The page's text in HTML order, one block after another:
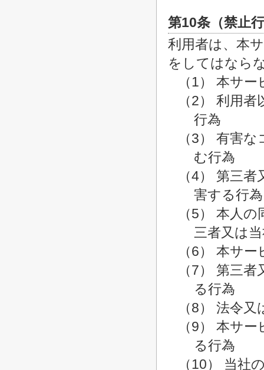
第10条（禁止
利用者は、本
をしてはなら
（1） 本サ
（2） 利用
行為
（3） 有害
む行為
（4） 第三
害する行為
（5） 本人
三者又は
（6） 本サ
（7） 第三
る行為
（8） 法令
（9） 本サ
る行為
（10） 当社